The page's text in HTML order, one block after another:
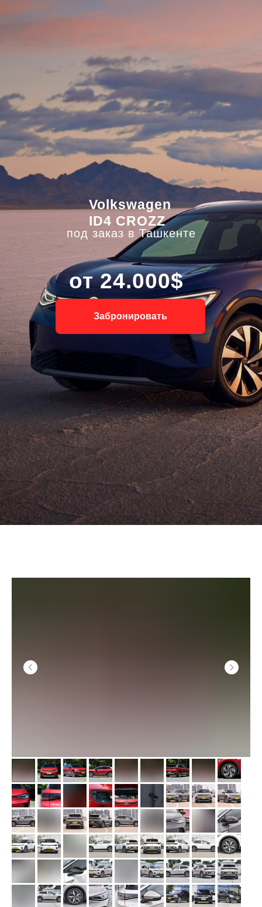
Volkswagen
ID4 CROZZ
Забронировать
от 24.000$
под заказ в Ташкенте